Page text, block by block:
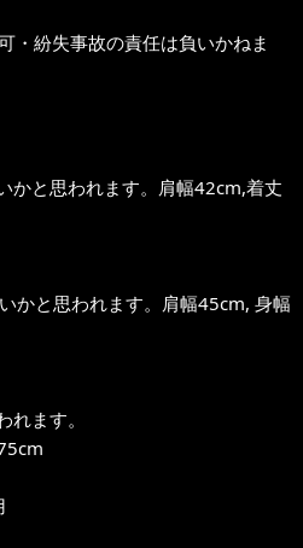
・紛失事故の責任は負いかねま
かと思われます。肩幅42cm,着丈
かと思われます。肩幅45cm, 身幅
ます。